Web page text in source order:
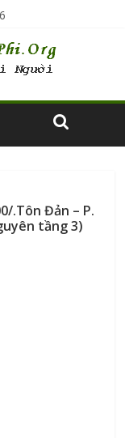
.Tôn Đản – P.
tầng 3)